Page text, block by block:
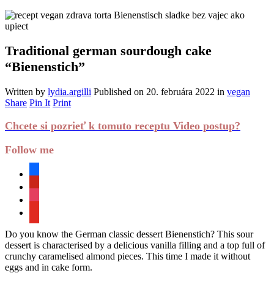
Traditional german sourdough cake
“Bienenstich”
Written by lydia.argilli Published on 20. februára 2022 in vegan
Share Pin It Print
Chcete si pozrieť k tomuto receptu Video postup?
Follow me
Do you know the German classic dessert Bienenstich? This sour
dessert is characterised by a delicious vanilla filling and a top full of
crunchy caramelised almond pieces. This time I made it without
eggs and in cake form.